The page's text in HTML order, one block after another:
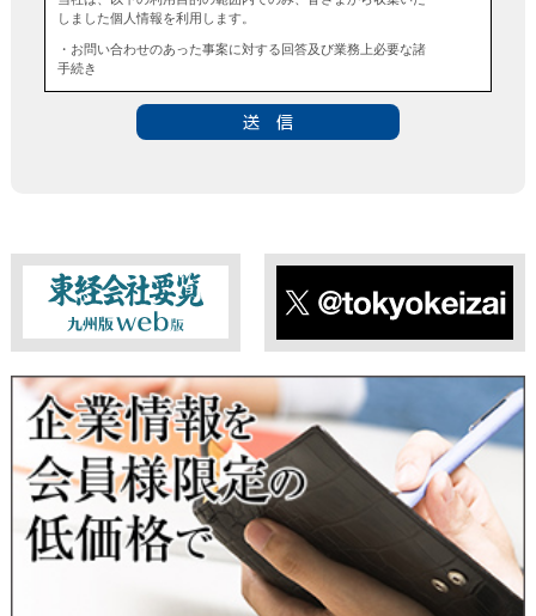
しました個人情報を利用します。
・お問い合わせのあった事案に対する回答及び業務上必要な諸
手続き
■個人情報の第三者提供について
■ 個人情報提供の任意性及び留意点
個人情報のご提供は任意ですが、必要な個人情報をご提供いた
だけなかった場合は、上記利用目的を達成できない場合があり
ますのでご了承ください。
当社は、本人が自己の個人情報について、通知・開示・訂正・
追加・削除・利用停止・提供停止の希望がございましたら、本
人または代理人の請求応じて、個人データの通知・開示・訂
正・追加・削除・利用停止・提供停止の請求に応じます。
受付方法は、本人確認資料（運転免許証、パスポート何れかの
コピー）、「個人情報取扱申請書」「委任状」（代理人による
申請の場合のみ必要となります）を当社宛にお送り下さい。
＜個人情報保護に関するお問合せ・相談窓口＞
東経会社要覧web版 X